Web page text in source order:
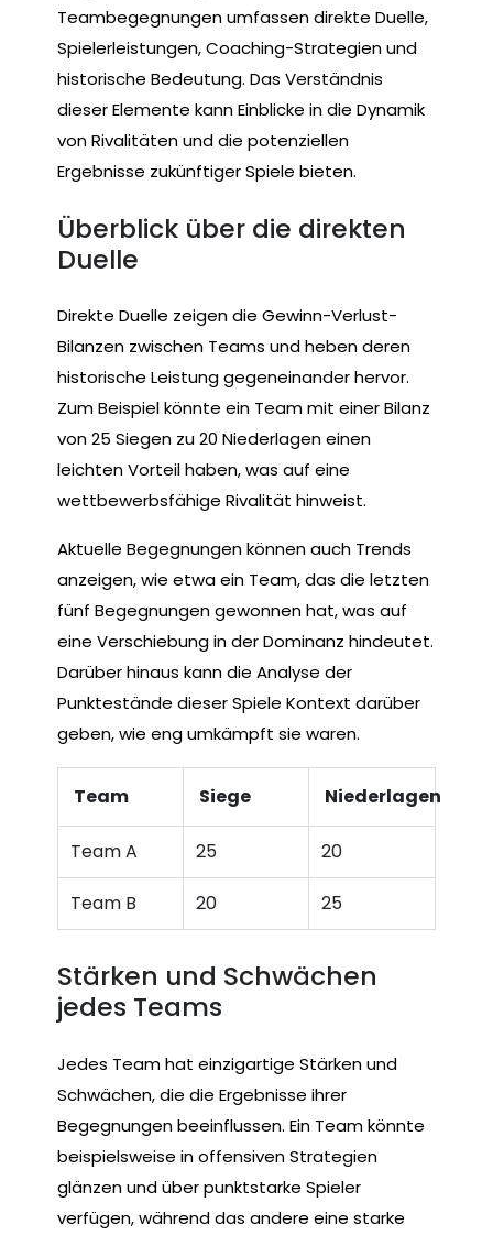
Teambegegnungen umfassen direkte Duelle,
Spielerleistungen, Coaching-Strategien und
historische Bedeutung. Das Verständnis
dieser Elemente kann Einblicke in die Dynamik
von Rivalitäten und die potenziellen
Ergebnisse zukünftiger Spiele bieten.
Überblick über die direkten
Duelle
Direkte Duelle zeigen die Gewinn-Verlust-
Bilanzen zwischen Teams und heben deren
historische Leistung gegeneinander hervor.
Zum Beispiel könnte ein Team mit einer Bilanz
von 25 Siegen zu 20 Niederlagen einen
leichten Vorteil haben, was auf eine
wettbewerbsfähige Rivalität hinweist.
Aktuelle Begegnungen können auch Trends
anzeigen, wie etwa ein Team, das die letzten
fünf Begegnungen gewonnen hat, was auf
eine Verschiebung in der Dominanz hindeutet.
Darüber hinaus kann die Analyse der
Punktestände dieser Spiele Kontext darüber
geben, wie eng umkämpft sie waren.
Team Siege Niederlagen
Team A 25 20
Team B 20 25
Stärken und Schwächen
jedes Teams
Jedes Team hat einzigartige Stärken und
Schwächen, die die Ergebnisse ihrer
Begegnungen beeinflussen. Ein Team könnte
beispielsweise in offensiven Strategien
glänzen und über punktstarke Spieler
verfügen, während das andere eine starke